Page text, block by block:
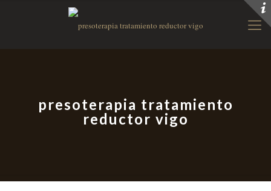
presoterapia tratamiento
reductor vigo